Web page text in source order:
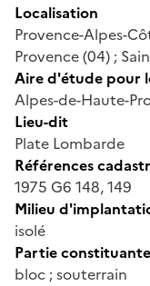
Localisation
Provence-
Provence (04) ;
Aire d'étude pour
Alpes-de-Haute-
Lieu-dit
Plate Lombarde
Références
1975 G6 148, 149
Milieu
isolé
Partie
bloc ; souterrain